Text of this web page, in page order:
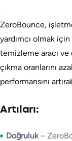
ZeroBounce,
yardımcı olmak
temizleme aracı
çıkma oranlarını
performansını
Artıları:
Doğruluk –